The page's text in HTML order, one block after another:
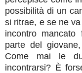
possibilità di un
si ritrae, e se ne
incontro
parte del
Come mai le
incontrarsi? È